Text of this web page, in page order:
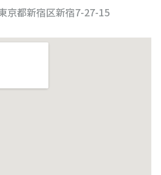
京都新宿区新宿7-27-15